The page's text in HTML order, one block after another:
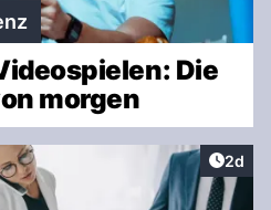
Die
morgen
2d